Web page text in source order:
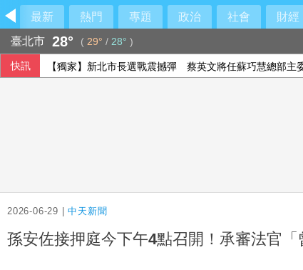
最新 熱門 專題 政治 社會 財經
臺北市 28° ( 29° / 28° )
快訊 【獨家】新北市長選戰震撼彈 蔡英文將任蘇巧慧總部主
2026-06-29 |中天新聞
孫安佐接押庭今下午4點召開！承審法官「